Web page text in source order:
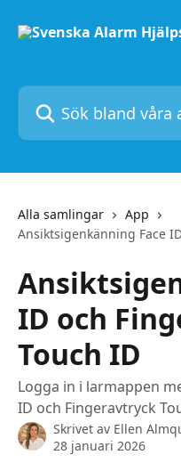
Sök bland våra artiklar …
Alla samlingar
App
Ansiktsigenkänning Face
ID och
Touch ID
Logga in i larmappen
ID och Fingeravtryck
Skrivet av Ellen
28 januari 2026